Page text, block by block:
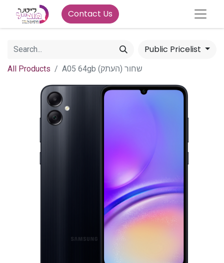
Contact Us
Public Pricelist
All Products A05 64gb שחור (העתק)